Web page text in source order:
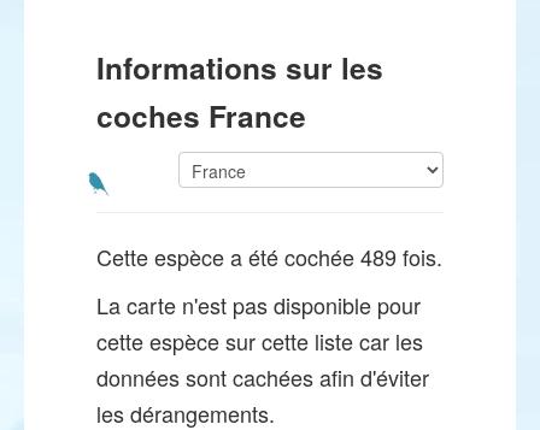
Informations sur les
coches France
Cette espèce a été cochée 489 fois.
La carte n'est pas disponible pour
cette espèce sur cette liste car les
données sont cachées afin d'éviter
les dérangements.